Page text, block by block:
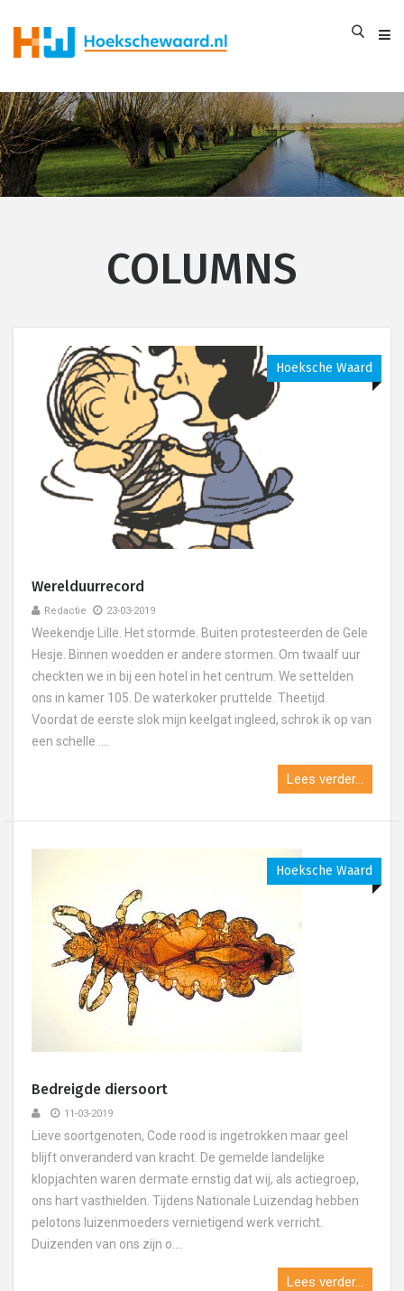
COLUMNS
Hoeksche Waard
Werelduurrecord
Redactie 23-03-2019
Weekendje Lille. Het stormde. Buiten protesteerden de Gele
Hesje. Binnen woedden er andere stormen. Om twaalf uur
checkten we in bij een hotel in het centrum. We settelden
ons in kamer 105. De waterkoker pruttelde. Theetijd.
Voordat de eerste slok mijn keelgat ingleed, schrok ik op van
een schelle ....
Lees verder...
Hoeksche Waard
Bedreigde diersoort
11-03-2019
Lieve soortgenoten, Code rood is ingetrokken maar geel
blijft onveranderd van kracht. De gemelde landelijke
klopjachten waren dermate ernstig dat wij, als actiegroep,
ons hart vasthielden. Tijdens Nationale Luizendag hebben
pelotons luizenmoeders vernietigend werk verricht.
Duizenden van ons zijn o....
Lees verder...